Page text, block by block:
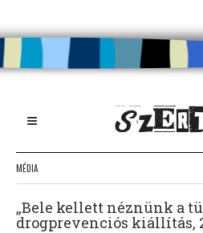
MÉDIA
„Bele kellett néznünk a
drogprevenciós kiállítás,